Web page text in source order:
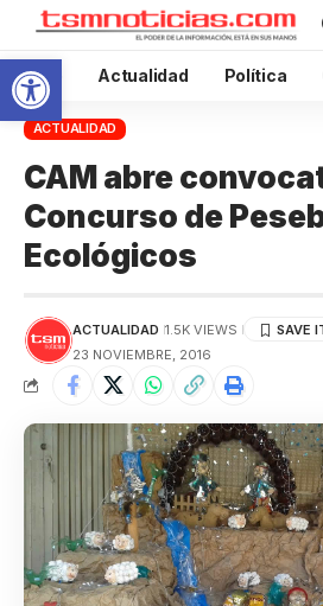
Abrir barra de herramientas
Inicio Actualidad Política
ACTUALIDAD
CAM abre
Concurso de
Ecológicos
ACTUALIDAD 1.5K VIEWS
23 NOVIEMBRE, 2016